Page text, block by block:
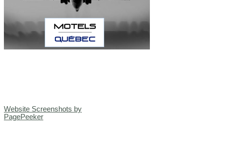
Website Screenshots by
PagePeeker